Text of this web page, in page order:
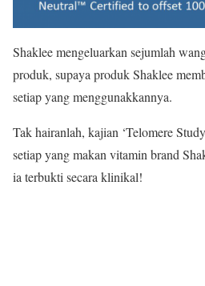
Shaklee mengeluarkan sejumlah
produk, supaya produk Shaklee
setiap yang menggunakkannya.
Tak hairanlah, kajian ‘Telomere
setiap yang makan vitamin brand
ia terbukti secara klinikal!